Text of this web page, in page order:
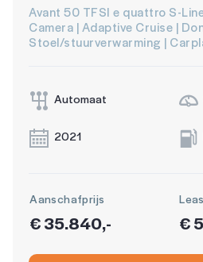
Avant 50 TFSI e quattro S-
Camera | Adaptive Cruise |
Stoel/stuurverwarming |
Automaat
2021
Aanschafprijs
€ 35.840,- €